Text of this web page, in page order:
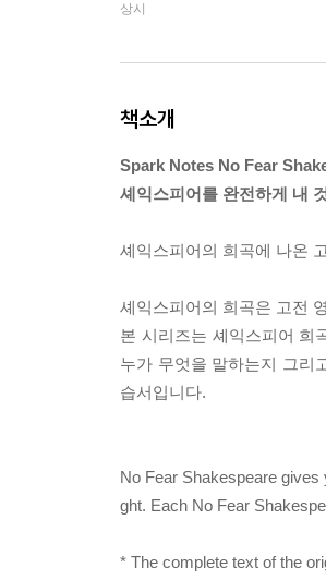
상시
책소개
Spark Notes No Fear
셰익스피어를 완전하게 내
셰익스피어의 희곡에 나온
셰익스피어의 희곡은 고전
본 시리즈는 셰익스피어 희
누가 무엇을 말하는지 그리
습서입니다.
No Fear Shakespeare
ght. Each No Fear
* The complete text of the